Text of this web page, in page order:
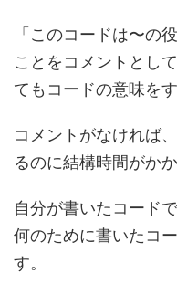
「このコードは〜の
ことをコメントとし
てもコードの意味を
コメントがなければ
るのに結構時間がか
自分が書いたコード
何のために書いたコ
す。